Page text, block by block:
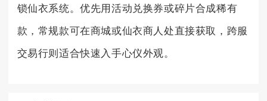
锁仙衣系统。优先用活动兑换券或碎片合成稀有
款，常规款可在商城或仙衣商人处直接获取，跨服
交易行则适合快速入手心仪外观。